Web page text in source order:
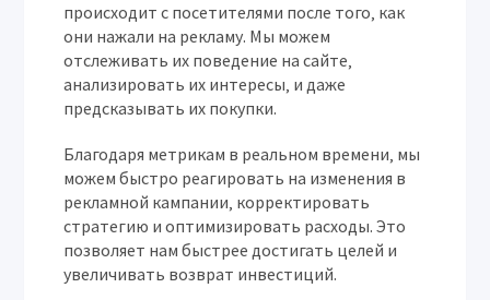
происходит с посетителями после того‚ как
они нажали на рекламу. Мы можем
отслеживать их поведение на сайте‚
анализировать их интересы‚ и даже
предсказывать их покупки.
Благодаря метрикам в реальном времени‚ мы
можем быстро реагировать на изменения в
рекламной кампании‚ корректировать
стратегию и оптимизировать расходы. Это
позволяет нам быстрее достигать целей и
увеличивать возврат инвестиций.